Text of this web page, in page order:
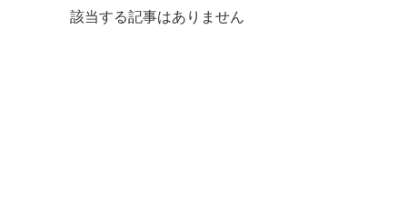
該当する記事はありません